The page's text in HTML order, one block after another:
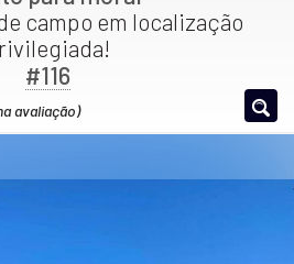
campo em localização
#116
avaliação)